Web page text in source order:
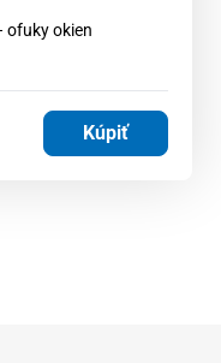
ofuky okien
Kúpiť